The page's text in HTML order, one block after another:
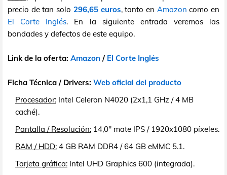
precio de tan solo 296,65 euros, tanto en Amazon como en
El Corte Inglés. En la siguiente entrada veremos las
bondades y defectos de este equipo.
Link de la oferta: Amazon / El Corte Inglés
Ficha Técnica / Drivers: Web oficial del producto
Procesador: Intel Celeron N4020 (2x1,1 GHz / 4 MB
caché).
Pantalla / Resolución: 14,0" mate IPS / 1920x1080 píxeles.
RAM / HDD: 4 GB RAM DDR4 / 64 GB eMMC 5.1.
Tarjeta gráfica: Intel UHD Graphics 600 (integrada).